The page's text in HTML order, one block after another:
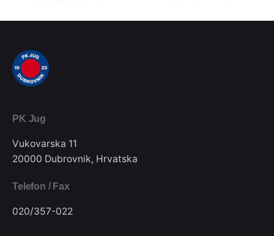
PK Jug
Vukovarska 11
20000 Dubrovnik, Hrvatska
Telefon / Fax
020/357-022